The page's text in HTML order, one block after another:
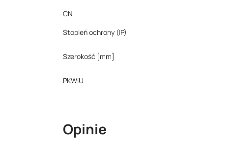
CN
Stopień ochrony (IP)
Szerokość [mm]
PKWiU
Opinie